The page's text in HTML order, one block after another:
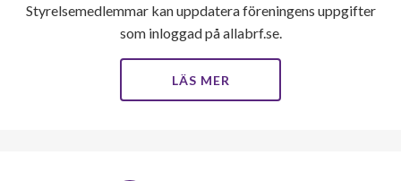
Styrelsemedlemmar kan uppdatera föreningens uppgifter
som inloggad på allabrf.se.
LÄS MER